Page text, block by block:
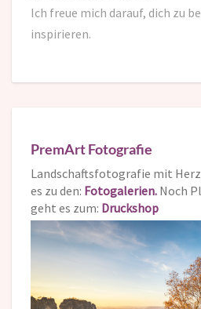
Ich freue mich darauf, dich zu
inspirieren.
PremArt Fotografie
Landschaftsfotografie mit Herz
es zu den: Fotogalerien. Noch
geht es zum: Druckshop